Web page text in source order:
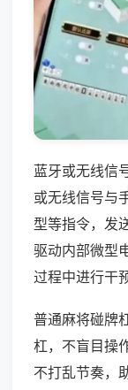
蓝牙或无线信
或无线信号与
型等指令，发
驱动内部微型
过程中进行干
普通麻将碰牌
杠，不盲目操
不打乱节奏，